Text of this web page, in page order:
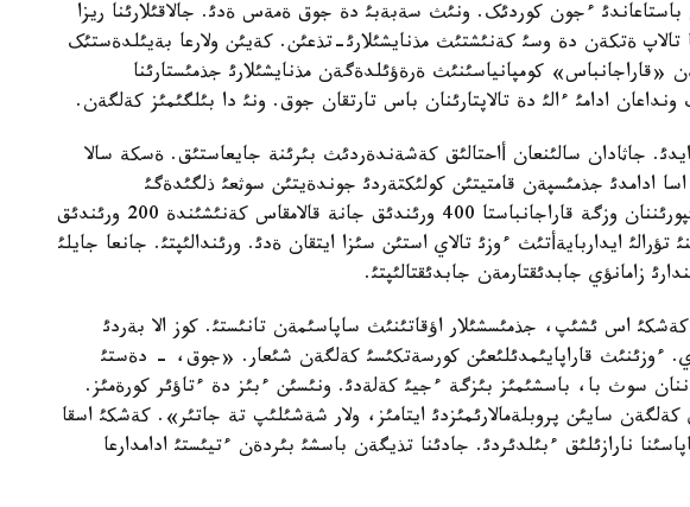
باستاعاندئ ءجون کوردئک. ونئث سةبةبئ دة جوق ةمةس ةدئ. جالاقئلارئنا ريزا
تالاپ ةتکةن دة وسئ کةنئشتئث مذنايشئلارئ-تذعئن. کةيئن ولارعا بةيئلدةستئک
کومپانياسئنئث ةرةؤئلدةگةن مذنايشئلارئ جذمئستارئنا
ادامئ ءالئ دة تالاپتارئنان باس تارتقان جوق. ونئ دا بئلگئمئز کةلگةن.
جاثادان سالئنعان أاحتالئق کةشةندةردئث بئرئنة جايعاستئق. ةسکة سالا
ادامدئ جذمئسپةن قامتيتئن کولئکتةردئ جوندةيتئن سوثعئ ذلگئدةگئ
تةحنيکامةن جابدئقتالعان کاسئپورئننان وزگة قاراجانباستا 400 ورئندئق جانة قالامقاس کةنئشئندة 200 ورئندئق
تؤرالئ ايداربايةأتئث ءوزئ تالاي استئن سئزا ايتقان ةدئ. ورئندالئپتئ. جانعا جايلئ
زامانؤي جابدئقتارمةن جابدئقتالئپتئ.
اس ئشئپ، جذمئسشئلار اؤقاتئنئث ساپاسئمةن تانئستئ. کوز الا بةردئ
ءوزئنئث قاراپايئمدئلئعئن کورسةتکئسئ کةلگةن شئعار. «جوق، - دةستئ
سوث با، باسشئمئز بئزگة ءجيئ کةلةدئ. ونئسئن ءبئز دة ءتاؤئر کورةمئز.
سايئن پروبلةمالارئمئزدئ ايتامئز، ولار شةشئلئپ تة جاتئر». کةشکئ اسقا
نارازئلئق ءبئلدئردئ. جادئنا تذيگةن باسشئ بئردةن ءتيئستئ ادامدارعا